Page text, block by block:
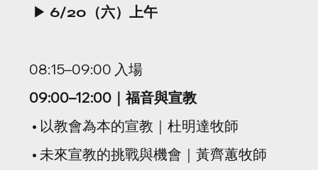
▶ 6/20（六）上午
08:15–09:00 入場
09:00–12:00｜福音與宣教
• 以教會為本的宣教｜杜明達牧師
• 未來宣教的挑戰與機會｜黃齊蕙牧師